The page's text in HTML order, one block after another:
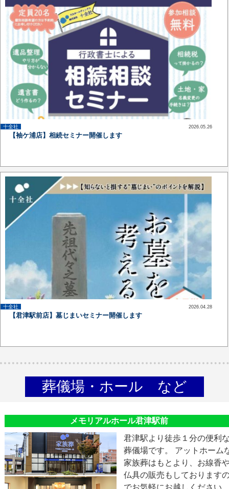
十全社
2026.05.26
【袖ケ浦店】相続セミナー開催します
十全社
2026.04.28
【君津駅前店】墓じまいセミナー開催します
葬儀場・ホール など
メモリアルホール君津駅前
君津駅より徒歩１分の便利
葬儀場です。 アットホーム
家族葬はもとより、お線香
仏具の販売もしております
でお気軽にお越しください